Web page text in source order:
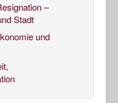
–
Stadt
und